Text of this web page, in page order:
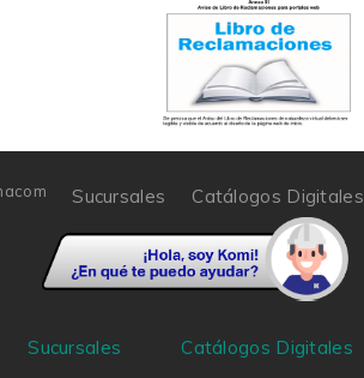
Sucursales Catálogos Digitales
Sucursales Catálogos Digitales